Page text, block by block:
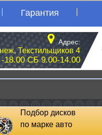
Гарантия
Адрес:
Текстильщиков 4
18.00 СБ 9.00-14.00
Подбор дисков
по марке авто